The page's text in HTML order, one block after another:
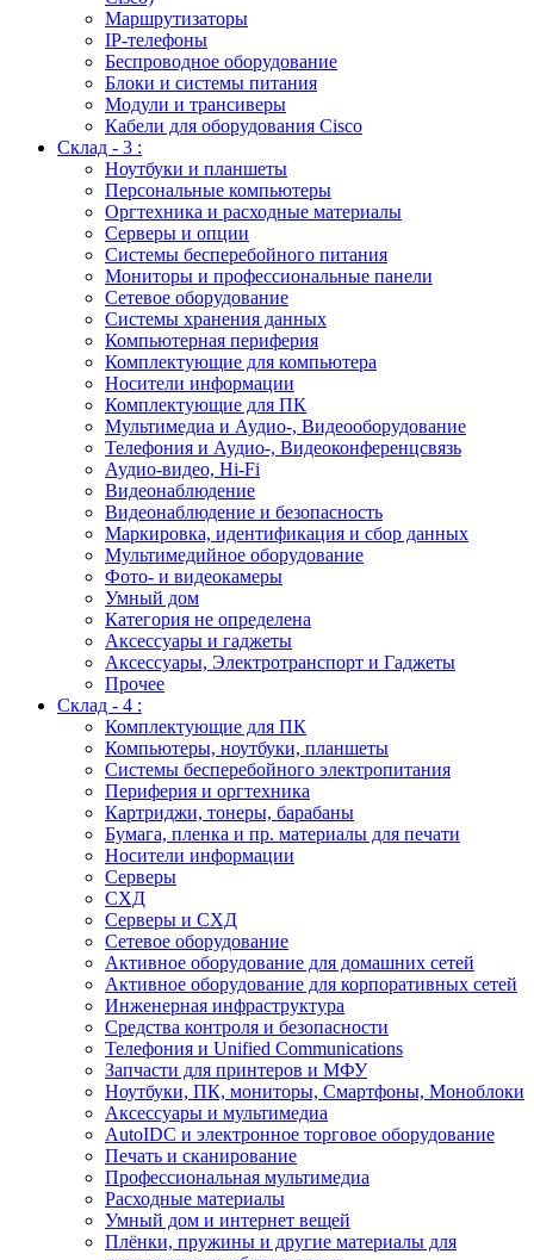
Маршрутизаторы
IP-телефоны
Беспроводное оборудование
Блоки и системы питания
Модули и трансиверы
Кабели для оборудования Cisco
Склад - 3 :
Ноутбуки и планшеты
Персональные компьютеры
Оргтехника и расходные материалы
Серверы и опции
Системы бесперебойного питания
Мониторы и профессиональные панели
Сетевое оборудование
Системы хранения данных
Компьютерная периферия
Комплектующие для компьютера
Носители информации
Комплектующие для ПК
Мультимедиа и Аудио-, Видеооборудование
Телефония и Аудио-, Видеоконференцсвязь
Аудио-видео, Hi-Fi
Видеонаблюдение
Видеонаблюдение и безопасность
Маркировка, идентификация и сбор данных
Мультимедийное оборудование
Фото- и видеокамеры
Умный дом
Категория не определена
Аксессуары и гаджеты
Аксессуары, Электротранспорт и Гаджеты
Прочее
Склад - 4 :
Комплектующие для ПК
Компьютеры, ноутбуки, планшеты
Системы бесперебойного электропитания
Периферия и оргтехника
Картриджи, тонеры, барабаны
Бумага, пленка и пр. материалы для печати
Носители информации
Серверы
СХД
Серверы и СХД
Сетевое оборудование
Активное оборудование для домашних сетей
Активное оборудование для корпоративных сетей
Инженерная инфраструктура
Средства контроля и безопасности
Телефония и Unified Communications
Запчасти для принтеров и МФУ
Ноутбуки, ПК, мониторы, Смартфоны, Моноблоки
Аксессуары и мультимедиа
AutoIDC и электронное торговое оборудование
Печать и сканирование
Профессиональная мультимедиа
Расходные материалы
Умный дом и интернет вещей
Плёнки, пружины и другие материалы для